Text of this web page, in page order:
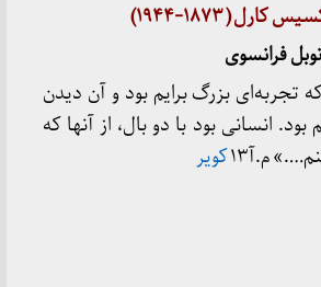
فرانسوی
تجربه‌ای بزرگ برایم بود و آن دیدن
انسانی بود با دو بال، از آنها که
م.آ۱۳
کویر